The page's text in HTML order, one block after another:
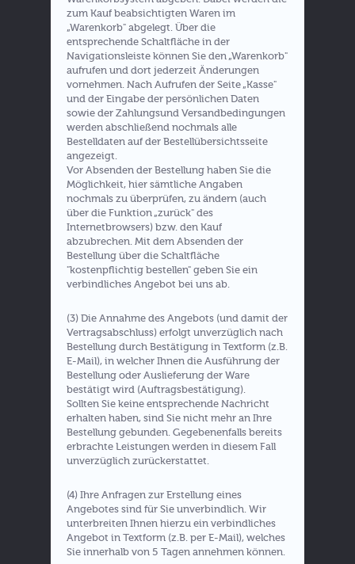
zum Kauf beabsichtigten Waren im
„Warenkorb" abgelegt. Über die
entsprechende Schaltfläche in der
Navigationsleiste können Sie den „Warenkorb"
aufrufen und dort jederzeit Änderungen
vornehmen. Nach Aufrufen der Seite „Kasse"
und der Eingabe der persönlichen Daten
sowie der Zahlungsund Versandbedingungen
werden abschließend nochmals alle
Bestelldaten auf der Bestellübersichtsseite
angezeigt.
Vor Absenden der Bestellung haben Sie die
Möglichkeit, hier sämtliche Angaben
nochmals zu überprüfen, zu ändern (auch
über die Funktion „zurück" des
Internetbrowsers) bzw. den Kauf
abzubrechen. Mit dem Absenden der
Bestellung über die Schaltfläche
"kostenpflichtig bestellen" geben Sie ein
verbindliches Angebot bei uns ab.
(3) Die Annahme des Angebots (und damit der
Vertragsabschluss) erfolgt unverzüglich nach
Bestellung durch Bestätigung in Textform (z.B.
E-Mail), in welcher Ihnen die Ausführung der
Bestellung oder Auslieferung der Ware
bestätigt wird (Auftragsbestätigung).
Sollten Sie keine entsprechende Nachricht
erhalten haben, sind Sie nicht mehr an Ihre
Bestellung gebunden. Gegebenenfalls bereits
erbrachte Leistungen werden in diesem Fall
unverzüglich zurückerstattet.
(4) Ihre Anfragen zur Erstellung eines
Angebotes sind für Sie unverbindlich. Wir
unterbreiten Ihnen hierzu ein verbindliches
Angebot in Textform (z.B. per E-Mail), welches
Sie innerhalb von 5 Tagen annehmen können.